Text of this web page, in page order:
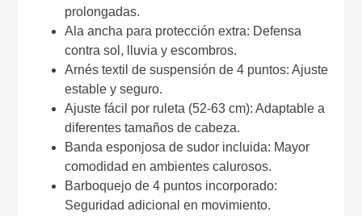
prolongadas.
Ala ancha para protección extra: Defensa
contra sol, lluvia y escombros.
Arnés textil de suspensión de 4 puntos: Ajuste
estable y seguro.
Ajuste fácil por ruleta (52-63 cm): Adaptable a
diferentes tamaños de cabeza.
Banda esponjosa de sudor incluida: Mayor
comodidad en ambientes calurosos.
Barboquejo de 4 puntos incorporado:
Seguridad adicional en movimiento.